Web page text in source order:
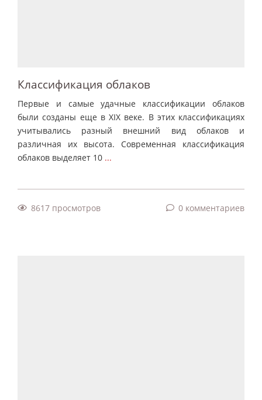
Классификация облаков
Первые и самые удачные классификации облаков
были созданы еще в XIX веке. В этих классификациях
учитывались разный внешний вид облаков и
различная их высота. Современная классификация
облаков выделяет 10 ...
8617 просмотров 0 комментариев